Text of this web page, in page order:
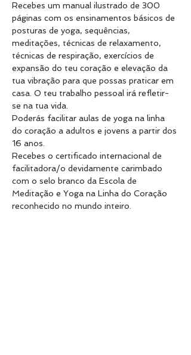
Recebes um manual ilustrado de 300
páginas com os ensinamentos básicos de
posturas de yoga, sequências,
meditações, técnicas de relaxamento,
técnicas de respiração, exercícios de
expansão do teu coração e elevação da
tua vibração para que possas praticar em
casa. O teu trabalho pessoal irá refletir-
se na tua vida.
Poderás facilitar aulas de yoga na linha
do coração a adultos e jovens a partir dos
16 anos.
Recebes o certificado internacional de
facilitadora/o devidamente carimbado
com o selo branco da Escola de
Meditação e Yoga na Linha do Coração
reconhecido no mundo inteiro.